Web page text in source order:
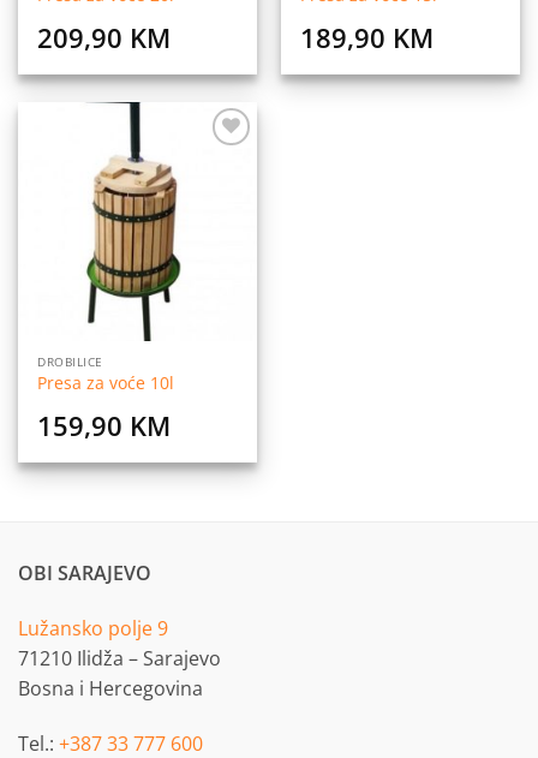
209,90 KM 189,90 KM
DROBILICE
Presa za voće 10l
159,90 KM
OBI SARAJEVO
Lužansko polje 9
71210 Ilidža – Sarajevo
Bosna i Hercegovina
Tel.: +387 33 777 600